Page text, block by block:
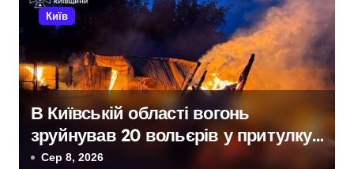
і
в
Київ
В Київській області вогонь
зруйнував 20 вольєрів у притулку
для тварин
Сер 8, 2026